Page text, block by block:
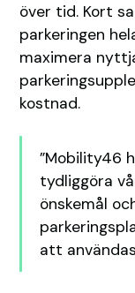
över tid. Kort
parkeringen
maximera
kostnad.
”Mobility46
tydliggöra
önskemål
att